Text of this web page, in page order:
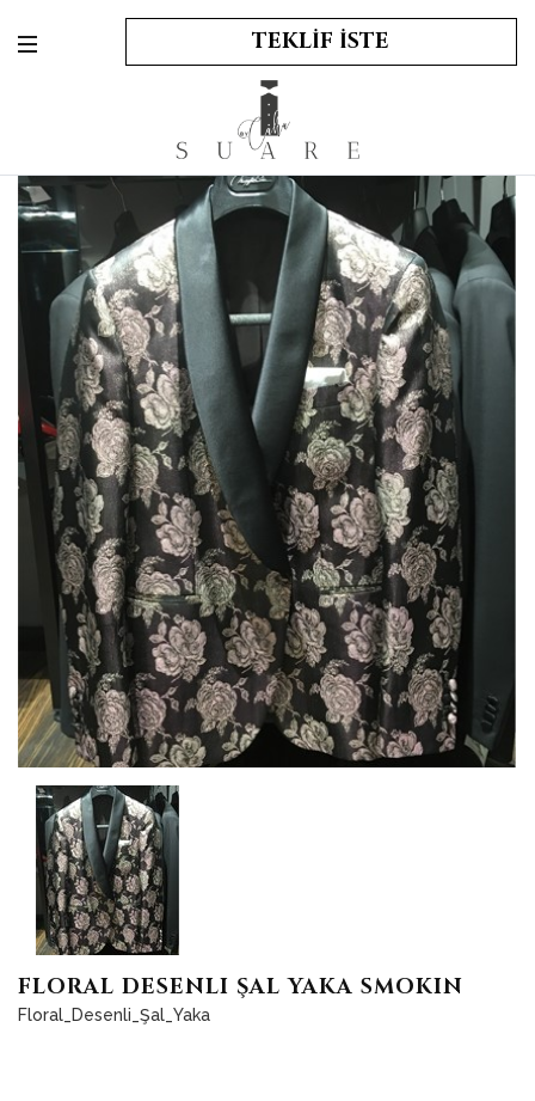
TEKLİF İSTE
FLORAL DESENLI ŞAL YAKA SMOKIN
Floral_Desenli_Şal_Yaka